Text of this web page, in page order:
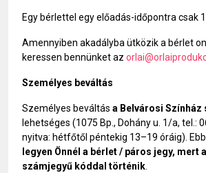
Egy bérlettel egy előadás-időpontra csak
Amennyiben akadályba ütközik a bérlet
keressen bennünket az
Személyes beváltás
Személyes beváltás a Belvárosi Színház
lehetséges (1075 Bp., Dohány u. 1/a, tel.:
nyitva: hétfőtől péntekig 13–19 óráig).
legyen Önnél a bérlet / páros jegy, mert
számjegyű kóddal történik